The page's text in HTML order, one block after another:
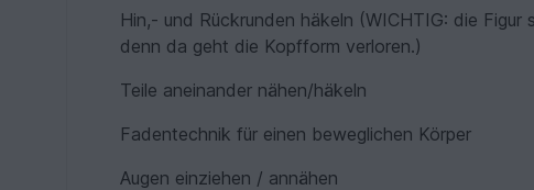
Hin,- und Rückrunden häkeln (WICHTIG: die
denn da geht die Kopfform verloren.)
Teile aneinander nähen/häkeln
Fadentechnik für einen beweglichen Körper
Augen einziehen / annähen